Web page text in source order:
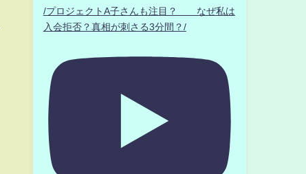
/プロジェクトA子さんも注目？ なぜ私は
入会拒否？真相が刺さる3分間？/